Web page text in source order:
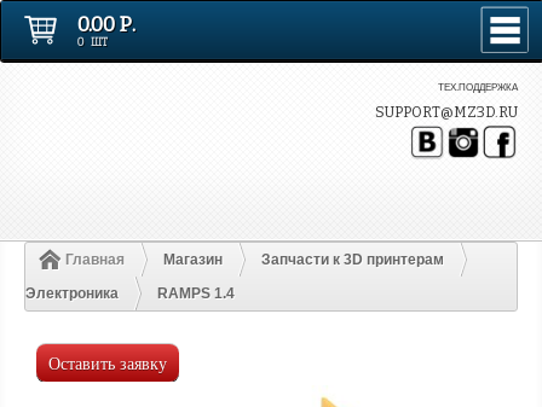
ТЕХ.ПОДДЕРЖКА
SUPPORT@MZ3D.RU
0.00 Р.
0 ШТ
Главная Магазин
Запчасти к 3D принтерам
Электроника
RAMPS 1.4
Оставить заявку